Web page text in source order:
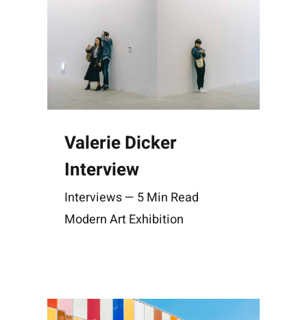
Valerie Dicker
Interview
Interviews — 5 Min Read
Modern Art Exhibition